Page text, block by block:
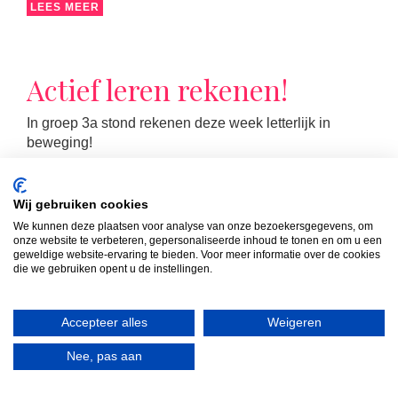
LEES MEER
Actief leren rekenen!
In groep 3a stond rekenen deze week letterlijk in
beweging!
LEES MEER
Wij gebruiken cookies
We kunnen deze plaatsen voor analyse van onze bezoekersgegevens, om
onze website te verbeteren, gepersonaliseerde inhoud te tonen en om u een
geweldige website-ervaring te bieden. Voor meer informatie over de cookies
die we gebruiken opent u de instellingen.
Accepteer alles Weigeren
Nee, pas aan